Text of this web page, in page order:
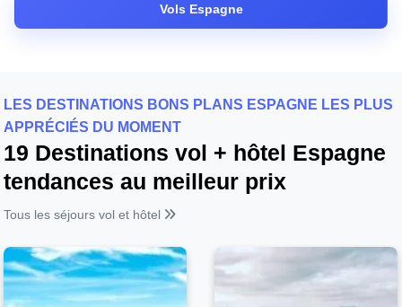
Vols Espagne
LES DESTINATIONS BONS PLANS ESPAGNE LES PLUS
APPRÉCIÉS DU MOMENT
19 Destinations vol + hôtel Espagne
tendances au meilleur prix
Tous les séjours vol et hôtel